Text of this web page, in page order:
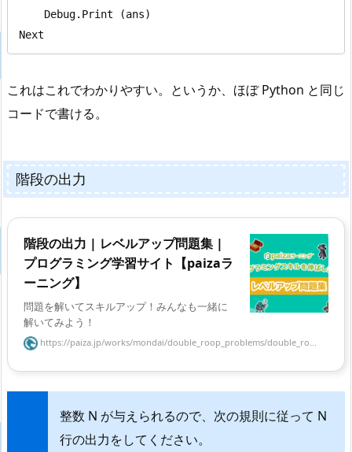
Next
これはこれでわかりやすい。というか、ほぼ Python と同じ
コードで書ける。
階段の出力
階段の出力 | レベルアップ問題集 |
プログラミング学習サイト【paizaラ
ーニング】
問題を解いてスキルアップ！みんなも一緒に
解いてみよう！
https://paiza.jp/works/mondai/double_roop_problems/double_ro...
整数 N が与えられるので、次の規則に従って N
行の出力をしてください。